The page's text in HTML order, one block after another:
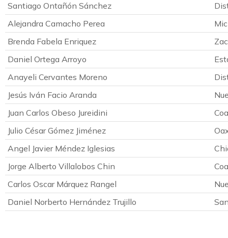
Santiago Ontañón Sánchez
Alejandra Camacho Perea
Brenda Fabela Enriquez
Daniel Ortega Arroyo
Anayeli Cervantes Moreno
Jesús Iván Facio Aranda
Juan Carlos Obeso Jureidini
Julio César Gómez Jiménez
Angel Javier Méndez Iglesias
Jorge Alberto Villalobos Chin
Carlos Oscar Márquez Rangel
Daniel Norberto Hernández Trujillo